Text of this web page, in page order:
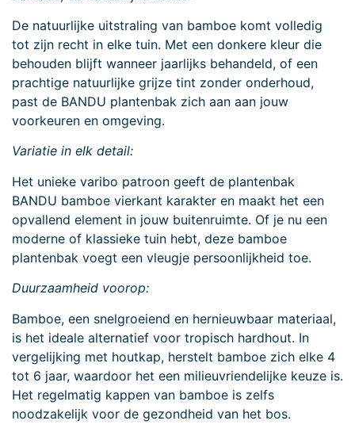
De natuurlijke uitstraling van bamboe komt volledig
tot zijn recht in elke tuin. Met een donkere kleur die
behouden blijft wanneer jaarlijks behandeld, of een
prachtige natuurlijke grijze tint zonder onderhoud,
past de BANDU plantenbak zich aan aan jouw
voorkeuren en omgeving.
Variatie in elk detail:
Het unieke varibo patroon geeft de plantenbak
BANDU bamboe vierkant karakter en maakt het een
opvallend element in jouw buitenruimte. Of je nu een
moderne of klassieke tuin hebt, deze bamboe
plantenbak voegt een vleugje persoonlijkheid toe.
Duurzaamheid voorop:
Bamboe, een snelgroeiend en hernieuwbaar materiaal,
is het ideale alternatief voor tropisch hardhout. In
vergelijking met houtkap, herstelt bamboe zich elke 4
tot 6 jaar, waardoor het een milieuvriendelijke keuze is.
Het regelmatig kappen van bamboe is zelfs
noodzakelijk voor de gezondheid van het bos.